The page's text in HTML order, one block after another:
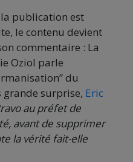
publication est
le contenu devient
commentaire : La
Oziol parle
du
grande surprise, Eric
au préfet de
avant de supprimer
la vérité fait-elle